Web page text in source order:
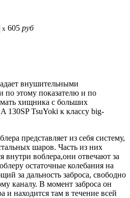
x 605 руб
внушительными
по этому показателю и по
хищника с больших
130SP TsuYoki к классу big-
представляет из себя систему,
шаров. Часть из них
внутри воблера,они отвечают за
остаточные колебания на
за дальность заброса, свободно
каналу. В момент заброса он
и находится там в течение всей